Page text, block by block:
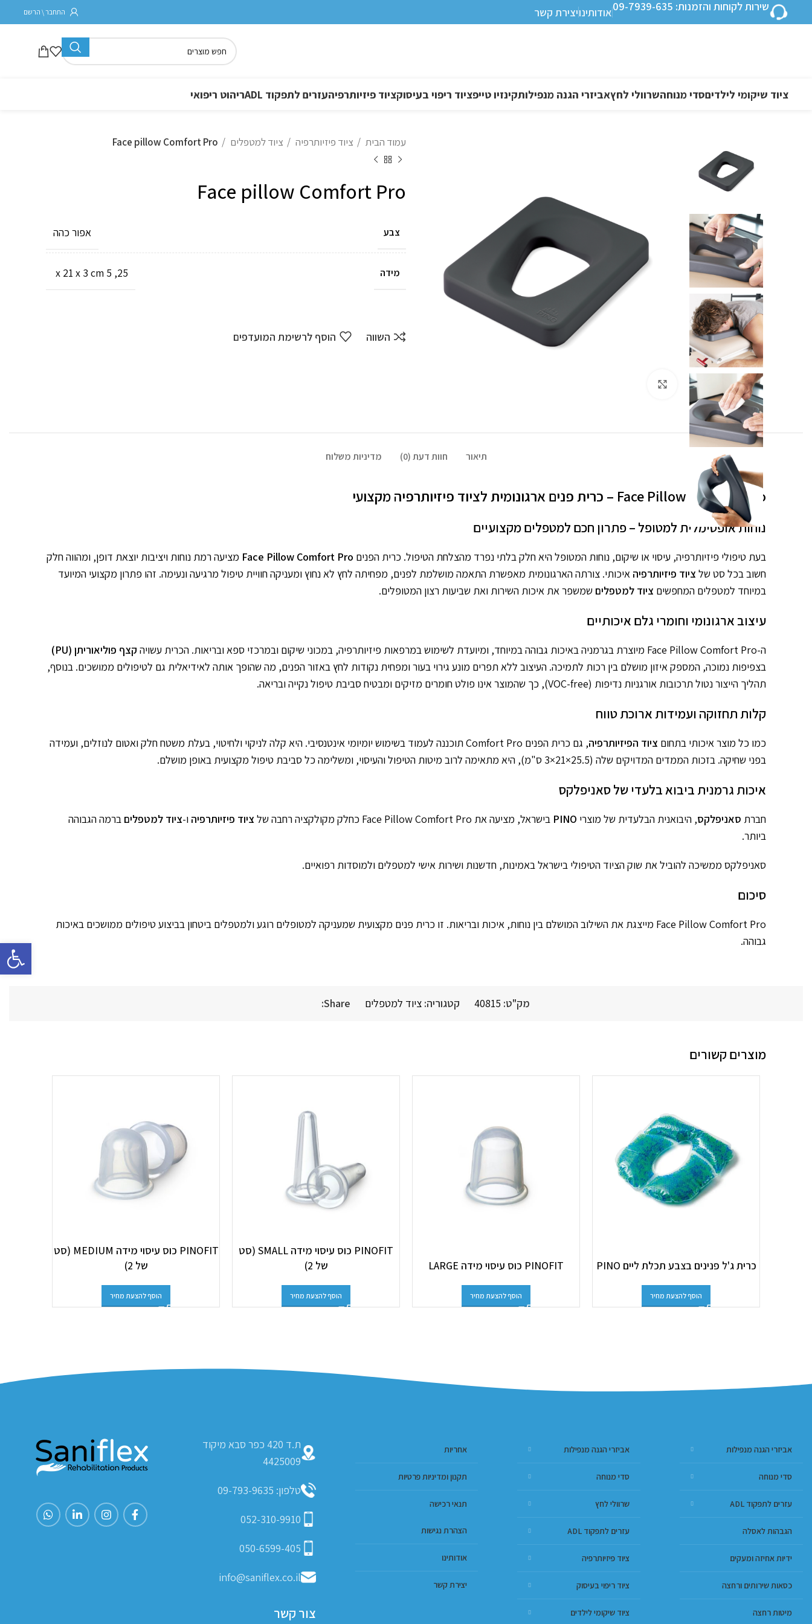
שירות לקוחות והזמנות: 09-7939-635 אודותינויצירת קשר התחבר \ הרשם
ציוד שיקומי לילדיםסדי מנוחהשרוולי לחץאביזרי הגנה מנפילותקינזיו טייפציוד ריפוי בעיסוקציוד פיזיותרפיהעזרים לתפקוד ADL ריהוט ריפואי
עמוד הבית ציוד פיזיותרפיה ציוד למטפלים Face pillow Comfort Pro
Face pillow Comfort Pro
צבע אפור כהה
מידה 25, 5 x 21 x 3 cm
השווה הוסף לרשימת המועדפים
תיאור חוות דעת (0) מדיניות משלוח
Face Pillow Comfort Pro – כרית פנים ארגונומית לציוד פיזיותרפיה מקצועי
נוחות אופטימלית למטופל – פתרון חכם למטפלים מקצועיים
בעת טיפולי פיזיותרפיה, עיסוי או שיקום, נוחות המטופל היא חלק בלתי נפרד מהצלחת הטיפול. כרית הפנים Face Pillow Comfort Pro מציעה רמת נוחות ויציבות יוצאת דופן, ומהווה חלק
חשוב בכל סט של ציוד פיזיותרפיה איכותי. צורתה הארגונומית מאפשרת התאמה מושלמת לפנים, מפחיתה לחץ לא נחוץ ומעניקה חוויית טיפול מרגיעה ונעימה. זהו פתרון מקצועי המיועד
במיוחד למטפלים המחפשים ציוד למטפלים שמשפר את איכות השירות ואת שביעות רצון המטופלים.
עיצוב ארגונומי וחומרי גלם איכותיים
ה-Face Pillow Comfort Pro מיוצרת בגרמניה באיכות גבוהה במיוחד, ומיועדת לשימוש במרפאות פיזיותרפיה, במכוני שיקום ובמרכזי ספא ובריאות. הכרית עשויה
קצף פוליאוריתן (PU)
בצפיפות נמוכה, המספק איזון מושלם בין רכות לתמיכה. העיצוב ללא תפרים מונע גירוי בעור ומפחית נקודות לחץ באזור הפנים, מה שהופך אותה לאידיאלית גם לטיפולים ממושכים. בנוסף,
תהליך הייצור נטול תרכובות אורגניות נדיפות (VOC-free), כך שהמוצר אינו פולט חומרים מזיקים ומבטיח סביבת טיפול נקייה ובריאה.
קלות תחזוקה ועמידות ארוכת טווח
כמו כל מוצר איכותי בתחום ציוד הפיזיותרפיה
, גם כרית הפנים Comfort Pro תוכננה לעמוד בשימוש יומיומי אינטנסיבי. היא קלה לניקוי ולחיטוי, בעלת משטח חלק ואטום לנוזלים, ועמידה
בפני שחיקה. בזכות הממדים המדויקים שלה (25.5×21×3 ס"מ), היא מתאימה לרוב מיטות הטיפול והעיסוי, ומשלימה כל סביבת טיפול מקצועית באופן מושלם.
איכות גרמנית ביבוא בלעדי של סאניפלקס
חברת סאניפלקס, היבואנית הבלעדית של מוצרי PINO בישראל, מציעה את Face Pillow Comfort Pro כחלק מקולקציה רחבה של ציוד פיזיותרפיה ו-ציוד למטפלים ברמה הגבוהה
ביותר.
סאניפלקס ממשיכה להוביל את שוק הציוד הטיפולי בישראל באמינות, חדשנות ושירות אישי למטפלים ולמוסדות רפואיים.
סיכום
Face Pillow Comfort Pro מייצגת את השילוב המושלם בין נוחות, איכות ובריאות. זו כרית פנים מקצועית שמעניקה למטופלים רוגע ולמטפלים ביטחון בביצוע טיפולים ממושכים באיכות
גבוהה.
מק"ט: 40815 קטגוריה: ציוד למטפלים Share:
מוצרים קשורים
כרית ג'ל פנינים בצבע תכלת ליים PINO
הוסף להצעת מחיר
PINOFIT כוס עיסוי מידה LARGE
הוסף להצעת מחיר
PINOFIT כוס עיסוי מידה SMALL (סט
של 2)
הוסף להצעת מחיר
PINOFIT כוס עיסוי מידה MEDIUM (סט
של 2)
הוסף להצעת מחיר
אביזרי הגנה מנפילות
סדי מנוחה
עזרים לתפקוד ADL
הגבהות לאסלה
ידיות אחיזה ומעקים
כסאות שירותים ורחצה
מיטות רחצה
אביזרי הגנה מנפילות
סדי מנוחה
שרוולי לחץ
עזרים לתפקוד ADL
ציוד פיזיותרפיה
ציוד ריפוי בעיסוק
ציוד שיקומי לילדים
אחריות
תקנון ומדיניות פרטיות
תנאי רכישה
הצהרת נגישות
אודותינו
יצירת קשר
ת.ד 420 כפר סבא מיקוד
4425009
טלפון: 09-793-9635
052-310-9910
050-6599-405
info@saniflex.co.il
צור קשר
פתח